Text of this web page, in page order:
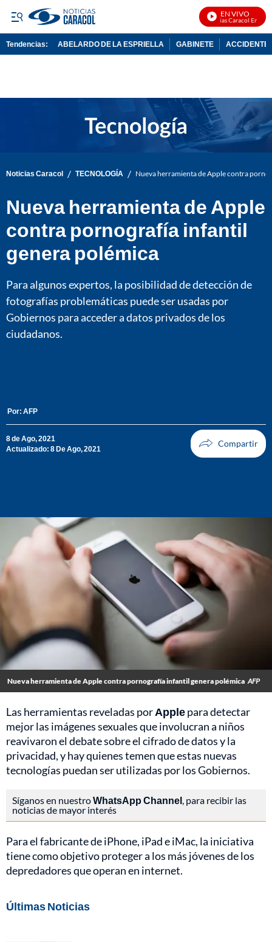
EN VIVO
Noticias Caracol En Vivo
Tendencias: ABELARDO DE LA ESPRIELLA GABINETE ACCIDENTE
Noticias Caracol / TECNOLOGÍA / Nueva herramienta de Apple contra
Nueva herramienta de Apple
contra pornografía infantil
genera polémica
Para algunos expertos, la posibilidad de detección de
fotografías problemáticas puede ser usadas por
Gobiernos para acceder a datos privados de los
ciudadanos.
Por: AFP
8 de Ago, 2021
Actualizado: 8 De Ago, 2021
Nueva herramienta de Apple contra pornografía infantil genera polémica AFP
Las herramientas reveladas porApplepara detectar
mejor las imágenes sexuales que involucran a niños
reavivaron el debate sobre el cifrado de datos y la
privacidad, y hay quienes temen que estas nuevas
tecnologías puedan ser utilizadas por los Gobiernos.
Síganos en nuestroWhatsApp Channel, para recibir las
noticias de mayor interés
Para el fabricante de iPhone, iPad e iMac, la iniciativa
tiene como objetivo proteger a los más jóvenes de los
depredadores que operan en internet.
Últimas Noticias